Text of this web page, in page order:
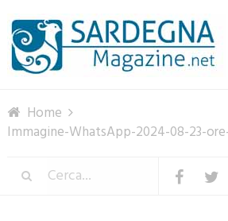
Home
Immagine-WhatsApp-2024-08-23-